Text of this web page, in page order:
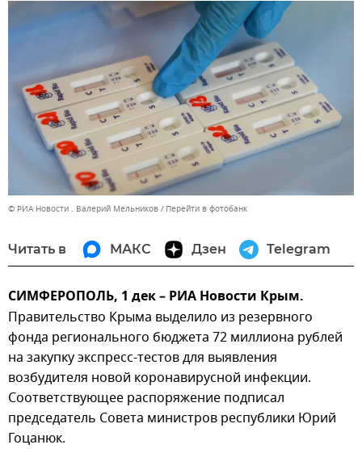
© РИА Новости . Валерий Мельников Перейти в фотобанк
Читать в МАКС Дзен Telegram
СИМФЕРОПОЛЬ, 1 дек – РИА Новости Крым.
Правительство Крыма выделило из резервного
фонда регионального бюджета 72 миллиона рублей
на закупку экспресс-тестов для выявления
возбудителя новой коронавирусной инфекции.
Соответствующее распоряжение подписал
председатель Совета министров республики Юрий
Гоцанюк.